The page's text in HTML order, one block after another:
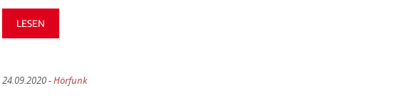
LESEN
24.09.2020 -Hörfunk